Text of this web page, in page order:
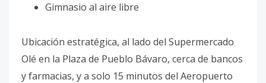
Gimnasio al aire libre
Ubicación estratégica, al lado del Supermercado
Olé en la Plaza de Pueblo Bávaro, cerca de bancos
y farmacias, y a solo 15 minutos del Aeropuerto